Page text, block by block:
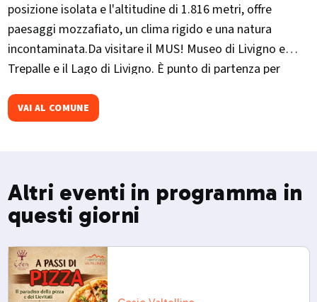
posizione isolata e l'altitudine di 1.816 metri, offre
paesaggi mozzafiato, un clima rigido e una natura
incontaminata.Da visitare il MUS! Museo di Livigno e
Trepalle e il Lago di Livigno. È punto di partenza per
dicembre ospita La Sgambeda, gara internazionale di sci
VAI AL COMUNE
Altri eventi in programma in
questi giorni